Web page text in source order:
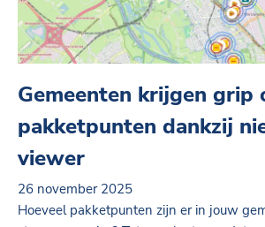
Gemeenten krijgen grip
pakketpunten dankzij
viewer
26 november 2025
Hoeveel pakketpunten zijn er in jouw